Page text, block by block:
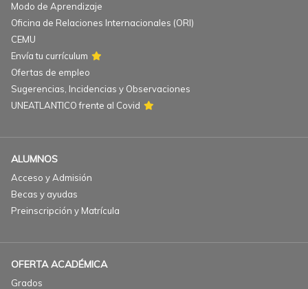
Modo de Aprendizaje
Oficina de Relaciones Internacionales (ORI)
CEMU
Envía tu currículum
Ofertas de empleo
Sugerencias, Incidencias y Observaciones
UNEATLANTICO frente al Covid
ALUMNOS
Acceso y Admisión
Becas y ayudas
Preinscripción y Matrícula
OFERTA ACADÉMICA
Grados